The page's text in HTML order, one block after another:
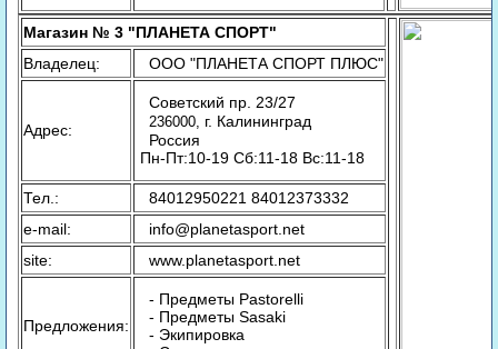
Магазин № 3 "ПЛАНЕТА СПОРТ"
Владелец:
ООО "ПЛАНЕТА СПОРТ ПЛЮС"
Адрес:
Советский пр. 23/27
236000, г. Калининград
Россия
Пн-Пт:10-19 Сб:11-18 Вс:11-18
Тел.:
84012950221 84012373332
e-mail:
info@planetasport.net
site:
www.planetasport.net
Предложения:
- Предметы Pastorelli
- Предметы Sasaki
- Экипировка